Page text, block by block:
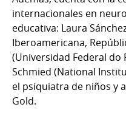
internacionales en
educativa: Laura
Iberoamericana,
(Universidad Federal do
Schmied (National
el psiquiatra de niños y
Gold.